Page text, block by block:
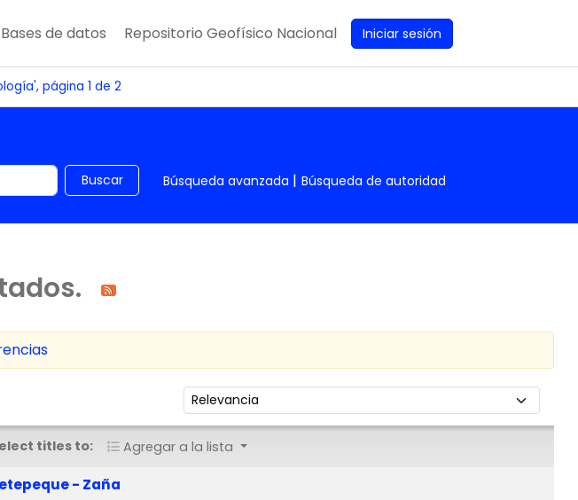
Bases de datos Repositorio Geofísico Nacional Iniciar sesión
página 1 de 2
Buscar Búsqueda avanzada Búsqueda de autoridad
Ordenar por:
titles to: Agregar a la lista
- Zaña